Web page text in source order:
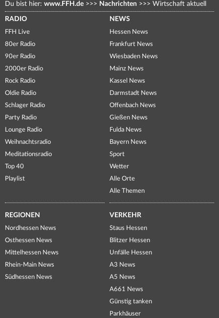
Du bist hier: www.FFH.de >>> Nachrichten >>> Wirtschaft aktuell
RADIO
FFH Live
80er Radio
90er Radio
2000er Radio
Rock Radio
Oldie Radio
Schlager Radio
Party Radio
Lounge Radio
Weihnachtsradio
Meditationsradio
Top 40
Playlist
NEWS
Hessen News
Frankfurt News
Wiesbaden News
Mainz News
Kassel News
Darmstadt News
Offenbach News
Gießen News
Fulda News
Bayern News
Sport
Wetter
Alle Orte
Alle Themen
REGIONEN
Nordhessen News
Osthessen News
Mittelhessen News
Rhein-Main News
Südhessen News
VERKEHR
Staus Hessen
Blitzer Hessen
Unfälle Hessen
A3 News
A5 News
A661 News
Günstig tanken
Parkhäuser